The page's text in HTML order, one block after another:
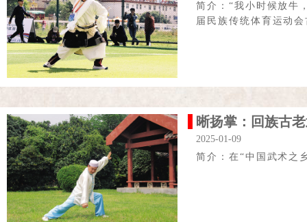
简介：“我小时候放牛
届民族传统体育运动
晰扬掌：回族古
2025-01-09
简介：在“中国武术之